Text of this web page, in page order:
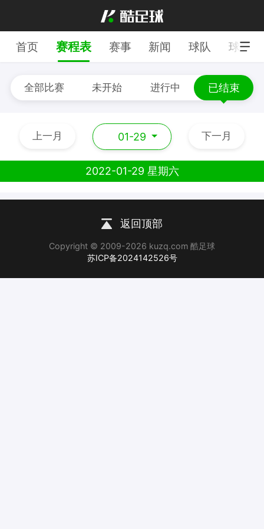
首页 赛程表 赛事 新闻 球队 球员
全部比赛 未开始 进行中 已结束
上一月 01-29 下一月
2022-01-29 星期六
返回顶部
Copyright © 2009-2026 kuzq.com 酷足球
苏ICP备2024142526号